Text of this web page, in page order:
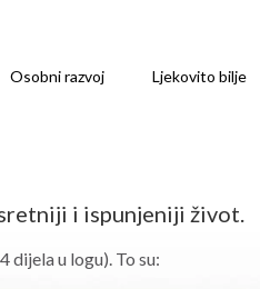
Osobni razvoj Ljekovito bilje
i ispunjeniji život.
u logu). To su: